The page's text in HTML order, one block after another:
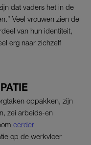
dat vaders het in de
Veel vrouwen zien de
van hun identiteit,
erg naar zichzelf
oppakken, zijn
zei arbeids-en
eerder
op de werkvloer